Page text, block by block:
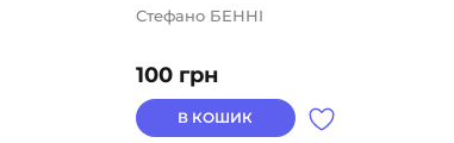
100 грн
Стефано БЕННІ
В КОШИК